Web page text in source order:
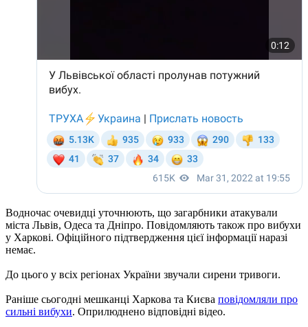
Водночас очевидці уточнюють, що загарбники атакували
міста Львів, Одеса та Дніпро. Повідомляють також про вибухи
у Харкові. Офіційного підтвердження цієї інформації наразі
немає.
До цього у всіх регіонах України звучали сирени тривоги.
Раніше сьогодні мешканці Харкова та Києва повідомляли про
сильні вибухи. Оприлюднено відповідні відео.